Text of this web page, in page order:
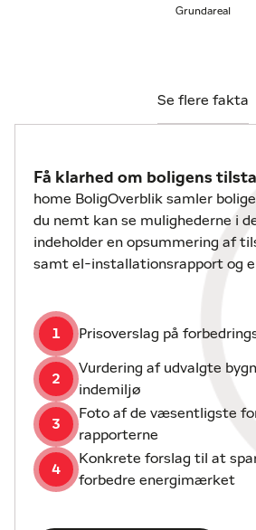
som enhver gastronomisk
generøst lysindfald, og herfra er
rummelige udestue, som er
Badeværelset er pænt renoveret
moderne indretning. 1. salen
værelser med flotte plankegulve
udtryk. Heroppe fornemmes
er overladt til tilfældighederne.
Opvarmningen sker via en
med timer samt en ny luft-til-luft
2024, der sikrer lavt
Der er desuden mulighed for
vand varmepumpe for en
etableret men ikke tilkoblet til et
gør boligen endnu mere
Grundareal
Se flere fakta
Få klarhed om boligens
home BoligOverblik samler
du nemt kan se mulighederne i
indeholder en opsummering af
samt el-installationsrapport og
1 Prisoverslag på
2
Vurdering af udvalgte
indemiljø
3
Foto af de væsentligste
rapporterne
4
Konkrete forslag til at
forbedre energimærket